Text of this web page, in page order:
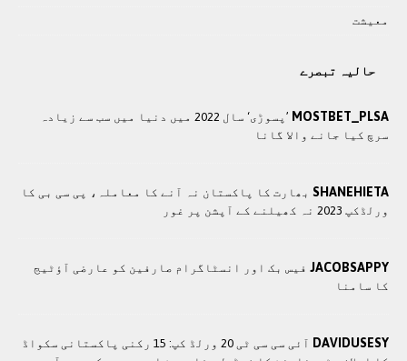
معيشت
حالیہ تبصرے
MOSTBET_PLSA
’پسوڑی‘ سال 2022 میں دنیا میں سب سے زیادہ
سرچ کیا جانے والا گانا
SHANEHIETA بھارت کا پاکستان نہ آنے کا معاملہ، پی سی بی کا
ورلڈکپ 2023 نہ کھیلنے کے آپشن پر غور
JACOBSAPPY فیس بک اور انسٹاگرام صارفین کو عارضی آؤٹیج
کا سامنا
DAVIDUSESY
آئی سی سی ٹی 20 ورلڈ کپ: 15 رکنی پاکستانی سکواڈ